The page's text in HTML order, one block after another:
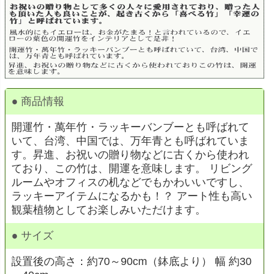
● 商品情報
開運竹・萬年竹・ラッキーバンブーとも呼ばれて
いて、台湾、中国では、万年青とも呼ばれていま
す。昇進、お祝いの贈り物などに古くから使われ
ており、この竹は、開運を意味します。 リビング
ルームやオフィスの机などでもかわいいですし、
ラッキーアイテムになるかも！？ アート性も高い
観葉植物としてお楽しみいただけます。
● サイズ
設置後の高さ：約70～90cm（鉢底より） 幅 約30